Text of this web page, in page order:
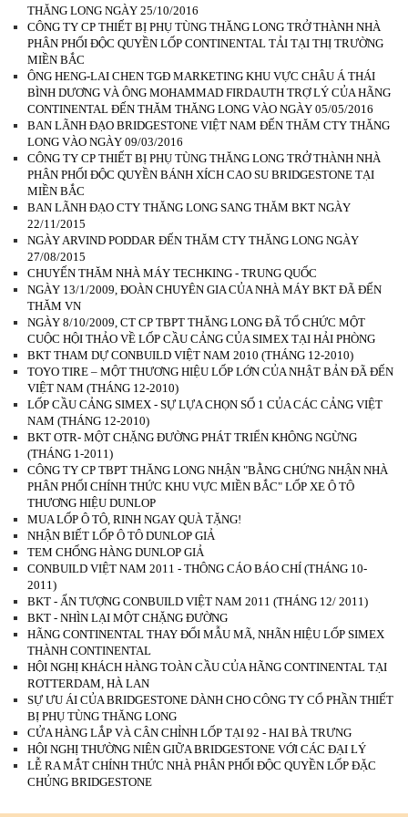
THĂNG LONG NGÀY 25/10/2016
CÔNG TY CP THIẾT BỊ PHỤ TÙNG THĂNG LONG TRỞ THÀNH NHÀ
PHÂN PHỐI ĐỘC QUYỀN LỐP CONTINENTAL TẢI TẠI THỊ TRƯỜNG
MIỀN BẮC
ÔNG HENG-LAI CHEN TGĐ MARKETING KHU VỰC CHÂU Á THÁI
BÌNH DƯƠNG VÀ ÔNG MOHAMMAD FIRDAUTH TRỢ LÝ CỦA HÃNG
CONTINENTAL ĐẾN THĂM THĂNG LONG VÀO NGÀY 05/05/2016
BAN LÃNH ĐẠO BRIDGESTONE VIỆT NAM ĐẾN THĂM CTY THĂNG
LONG VÀO NGÀY 09/03/2016
CÔNG TY CP THIẾT BỊ PHỤ TÙNG THĂNG LONG TRỞ THÀNH NHÀ
PHÂN PHỐI ĐỘC QUYỀN BÁNH XÍCH CAO SU BRIDGESTONE TẠI
MIỀN BẮC
BAN LÃNH ĐẠO CTY THĂNG LONG SANG THĂM BKT NGÀY
22/11/2015
NGÀY ARVIND PODDAR ĐẾN THĂM CTY THĂNG LONG NGÀY
27/08/2015
CHUYẾN THĂM NHÀ MÁY TECHKING - TRUNG QUỐC
NGÀY 13/1/2009, ĐOÀN CHUYÊN GIA CỦA NHÀ MÁY BKT ĐÃ ĐẾN
THĂM VN
NGÀY 8/10/2009, CT CP TBPT THĂNG LONG ĐÃ TỔ CHỨC MỘT
CUỘC HỘI THẢO VỀ LỐP CẦU CẢNG CỦA SIMEX TẠI HẢI PHÒNG
BKT THAM DỰ CONBUILD VIỆT NAM 2010 (THÁNG 12-2010)
TOYO TIRE – MỘT THƯƠNG HIỆU LỐP LỚN CỦA NHẬT BẢN ĐÃ ĐẾN
VIỆT NAM (THÁNG 12-2010)
LỐP CẦU CẢNG SIMEX - SỰ LỰA CHỌN SỐ 1 CỦA CÁC CẢNG VIỆT
NAM (THÁNG 12-2010)
BKT OTR- MỘT CHẶNG ĐƯỜNG PHÁT TRIỂN KHÔNG NGỪNG
(THÁNG 1-2011)
CÔNG TY CP TBPT THĂNG LONG NHẬN "BẰNG CHỨNG NHẬN NHÀ
PHÂN PHỐI CHÍNH THỨC KHU VỰC MIỀN BẮC" LỐP XE Ô TÔ
THƯƠNG HIỆU DUNLOP
MUA LỐP Ô TÔ, RINH NGAY QUÀ TẶNG!
NHẬN BIẾT LỐP Ô TÔ DUNLOP GIẢ
TEM CHỐNG HÀNG DUNLOP GIẢ
CONBUILD VIỆT NAM 2011 - THÔNG CÁO BÁO CHÍ (THÁNG 10-
2011)
BKT - ẤN TƯỢNG CONBUILD VIỆT NAM 2011 (THÁNG 12/ 2011)
BKT - NHÌN LẠI MỘT CHẶNG ĐƯỜNG
HÃNG CONTINENTAL THAY ĐỔI MẪU MÃ, NHÃN HIỆU LỐP SIMEX
THÀNH CONTINENTAL
HỘI NGHỊ KHÁCH HÀNG TOÀN CẦU CỦA HÃNG CONTINENTAL TẠI
ROTTERDAM, HÀ LAN
SỰ ƯU ÁI CỦA BRIDGESTONE DÀNH CHO CÔNG TY CỔ PHẦN THIẾT
BỊ PHỤ TÙNG THĂNG LONG
CỬA HÀNG LẮP VÀ CÂN CHỈNH LỐP TẠI 92 - HAI BÀ TRƯNG
HỘI NGHỊ THƯỜNG NIÊN GIỮA BRIDGESTONE VỚI CÁC ĐẠI LÝ
LỄ RA MẮT CHÍNH THỨC NHÀ PHÂN PHỐI ĐỘC QUYỀN LỐP ĐẶC
CHỦNG BRIDGESTONE